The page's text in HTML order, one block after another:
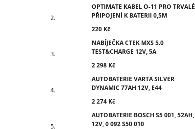
OPTIMATE KABEL O-11 PRO TRVALÉ
PŘIPOJENÍ K BATERII 0,5M
220 Kč
NABÍJEČKA CTEK MXS 5.0
TEST&CHARGE 12V, 5A
2 298 Kč
AUTOBATERIE VARTA SILVER
DYNAMIC 77AH 12V, E44
2 274 Kč
AUTOBATERIE BOSCH S5 001, 52AH,
12V, 0 092 S50 010